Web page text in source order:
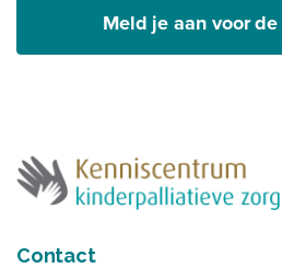
Meld je aan voor
Contact